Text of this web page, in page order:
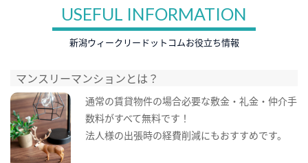
USEFUL INFORMATION
新潟ウィークリードットコムお役立ち情報
マンスリーマンションとは？
通常の賃貸物件の場合必要な敷金・礼金・仲介手
数料がすべて無料です！
法人様の出張時の経費削減にもおすすめです。